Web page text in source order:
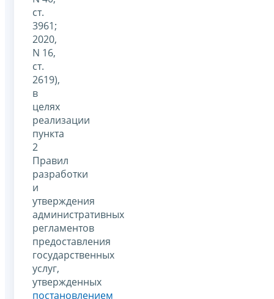
ст.
3961;
2020,
N 16,
ст.
2619),
в
целях
реализации
пункта
2
Правил
разработки
и
утверждения
административных
регламентов
предоставления
государственных
услуг,
утвержденных
постановлением